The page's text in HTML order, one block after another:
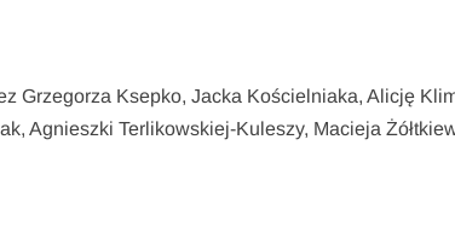
Grzegorza Ksepko, Jacka Kościelniaka, Alicję
Agnieszki Terlikowskiej-Kuleszy, Macieja